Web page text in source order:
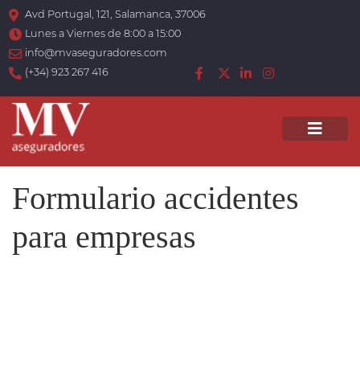
Avd Portugal, 121, Salamanca, 37006
Lunes a Viernes de 8:00 a 15:00
info@mvaseguradores.com
(+34) 923 267 416
Formulario accidentes
para empresas